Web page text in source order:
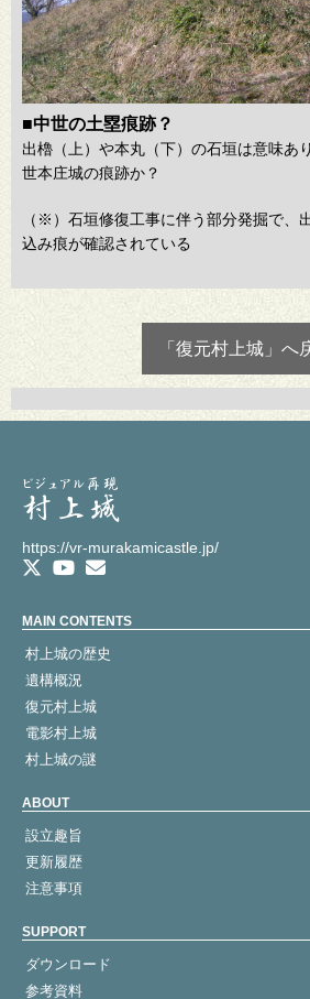
■中世の土塁痕跡？
出櫓（上）や本丸（下）の石垣は意味あ
世本庄城の痕跡か？
（※）石垣修復工事に伴う部分発掘で、
込み痕が確認されている
「復元村上城」へ
https://vr-murakamicastle.jp/
MAIN CONTENTS
村上城の歴史
遺構概況
復元村上城
電影村上城
村上城の謎
ABOUT
設立趣旨
更新履歴
注意事項
SUPPORT
ダウンロード
参考資料